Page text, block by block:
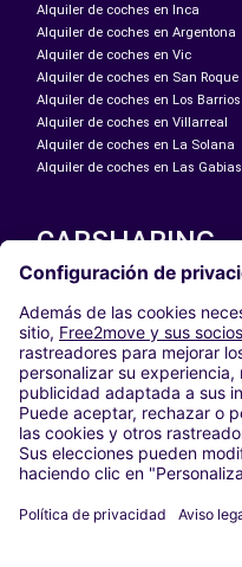
Alquiler de coches en Inca
Alquiler de coches en Argentona
Alquiler de coches en Vic
Alquiler de coches en San Roque
Alquiler de coches en Los Barrios
Alquiler de coches en Villarreal
Alquiler de coches en La Solana
Alquiler de coches en Las Gabias
CARSHARING
NUESTRAS CIUDADES
Paris
Madrid
Washington DC
Milán
Roma
Turín
Viena
Berlín
Düsseldorf